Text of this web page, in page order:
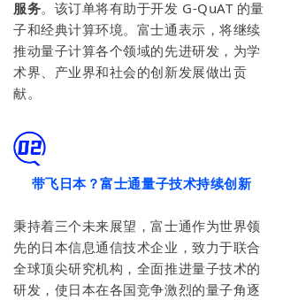
服务。该订单将有助于开发 G-QuAT 的量
子和经典计算环境。富士通表示，将继续
推动量子计算各个领域的先进研发，为学
术界、产业界和社会的创新发展做出贡
献。
带飞日本？富士通量子技术持续创新
秉持着三个未来展望，富士通作为世界领
先的日本信息通信技术企业，致力于联合
全球顶尖研究机构，全面推进量子技术的
研发，使日本在各国竞争激烈的量子角逐